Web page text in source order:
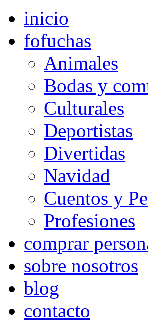
inicio
fofuchas
Animales
Bodas y
Culturales
Deportistas
Divertidas
Navidad
Cuentos y
Profesiones
comprar
sobre nosotros
blog
contacto